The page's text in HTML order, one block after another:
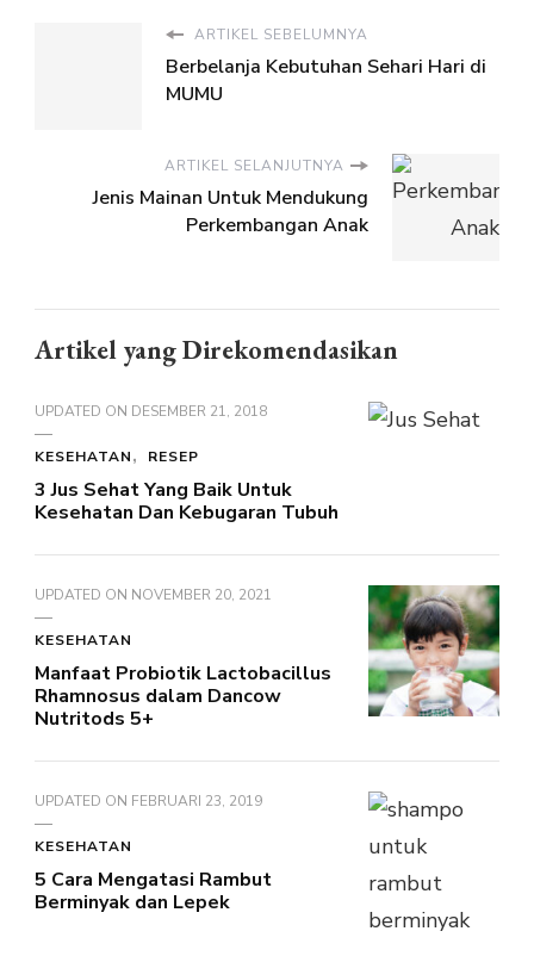
ARTIKEL SEBELUMNYA
Berbelanja Kebutuhan Sehari Hari di
MUMU
ARTIKEL SELANJUTNYA
Jenis Mainan Untuk Mendukung
Perkembangan Anak
Artikel yang Direkomendasikan
UPDATED ON DESEMBER 21, 2018
KESEHATAN RESEP
3 Jus Sehat Yang Baik Untuk
Kesehatan Dan Kebugaran Tubuh
UPDATED ON NOVEMBER 20, 2021
KESEHATAN
Manfaat Probiotik Lactobacillus
Rhamnosus dalam Dancow
Nutritods 5+
UPDATED ON FEBRUARI 23, 2019
KESEHATAN
5 Cara Mengatasi Rambut
Berminyak dan Lepek